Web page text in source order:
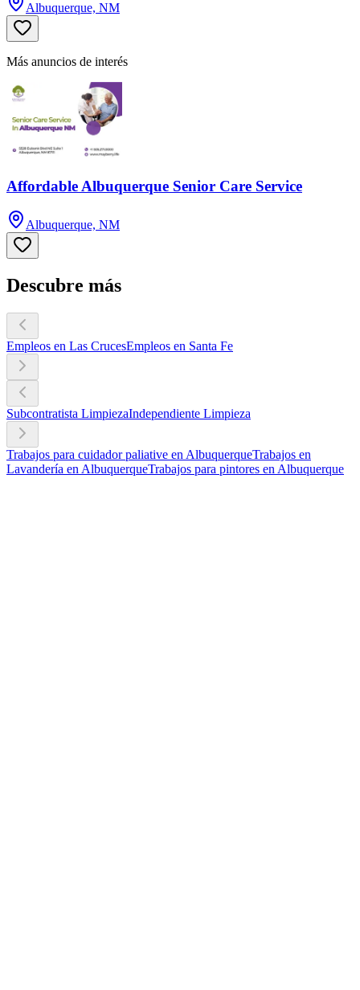
Albuquerque, NM
Más anuncios de interés
Affordable Albuquerque Senior Care Service
Albuquerque, NM
Descubre más
Empleos en Las CrucesEmpleos en Santa Fe
Subcontratista LimpiezaIndependiente Limpieza
Trabajos para cuidador paliative en AlbuquerqueTrabajos en
Lavandería en AlbuquerqueTrabajos para pintores en Albuquerque